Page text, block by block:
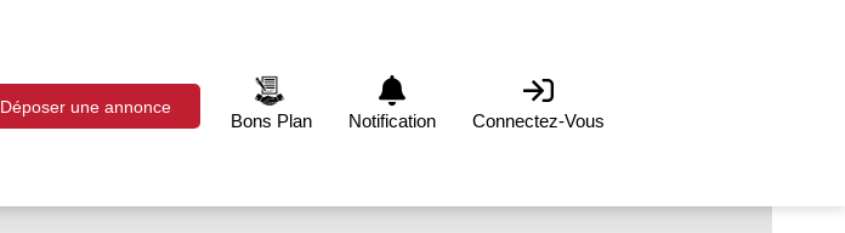
Déposer une annonce
Bons Plan Notification Connectez-Vous